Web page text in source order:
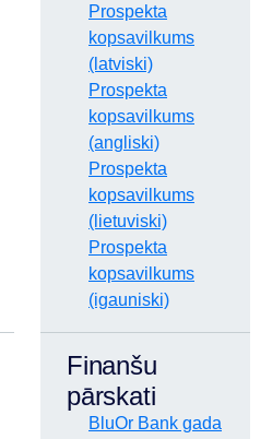
Prospekta
kopsavilkums
(latviski)
Prospekta
kopsavilkums
(angliski)
Prospekta
kopsavilkums
(lietuviski)
Prospekta
kopsavilkums
(igauniski)
Finanšu
pārskati
BluOr Bank gada